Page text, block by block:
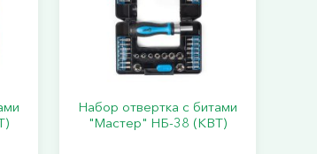
Набор отвертка с битами
"Мастер" НБ-38 (КВТ)